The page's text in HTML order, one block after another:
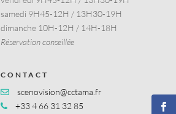
samedi 9H45-12H / 13H30-19H
dimanche 10H-12H / 14H-18H
Réservation conseillée
CONTACT
scenovision@cctama.fr
+33 4 66 31 32 85